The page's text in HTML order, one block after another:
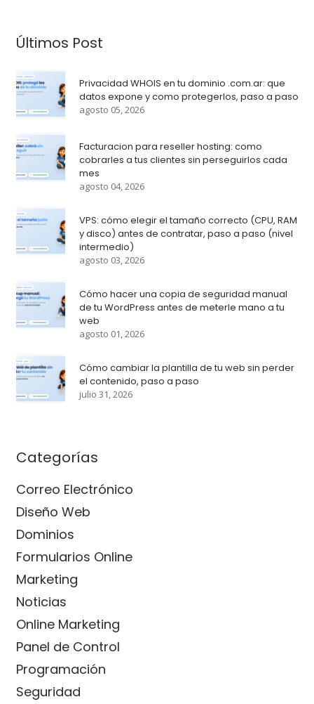
Últimos Post
Privacidad WHOIS en tu dominio .com.ar: que
datos expone y como protegerlos, paso a paso
agosto 05, 2026
Facturacion para reseller hosting: como
cobrarles a tus clientes sin perseguirlos cada
mes
agosto 04, 2026
VPS: cómo elegir el tamaño correcto (CPU, RAM
y disco) antes de contratar, paso a paso (nivel
intermedio)
agosto 03, 2026
Cómo hacer una copia de seguridad manual
de tu WordPress antes de meterle mano a tu
web
agosto 01, 2026
Cómo cambiar la plantilla de tu web sin perder
el contenido, paso a paso
julio 31, 2026
Categorías
Correo Electrónico
Diseño Web
Dominios
Formularios Online
Marketing
Noticias
Online Marketing
Panel de Control
Programación
Seguridad